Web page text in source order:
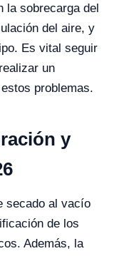
la sobrecarga del
del aire, y
Es vital seguir
un
problemas.
y
secado al vacío
de los
Además, la